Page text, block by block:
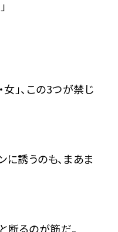
」、この3つが禁じ
誘うのも、まあま
断るのが筋だ。